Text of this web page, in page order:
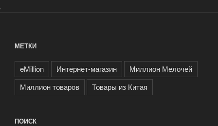
.
МЕТКИ
eMillion Интернет-магазин
Миллион Мелочей
Миллион товаров
Товары из Китая
ПОИСК